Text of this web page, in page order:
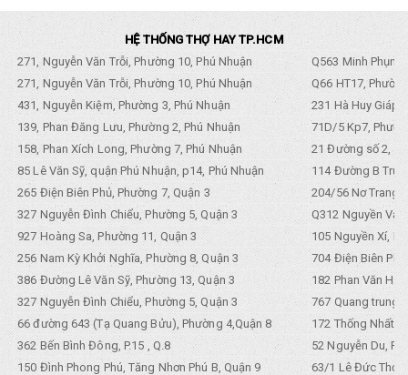
HỆ THỐNG THỢ HAY TP.HCM
271, Nguyễn Văn Trỗi, Phường 10, Phú Nhuận
Q563 Minh
271, Nguyễn Văn Trỗi, Phường 10, Phú Nhuận
Q66 HT17,
431, Nguyễn Kiệm, Phường 3, Phú Nhuận
231 Hà Huy Giáp,
139, Phan Đăng Lưu, Phường 2, Phú Nhuận
71D/5 Kp7,
158, Phan Xích Long, Phường 7, Phú Nhuận
21 Đường số 2,
85 Lê Văn Sỹ, quận Phú Nhuận, p14, Phú Nhuận
114 Đường B
265 Điện Biên Phủ, Phường 7, Quận 3
204/56 Nơ Trang
327 Nguyễn Đình Chiểu, Phường 5, Quận 3
Q312 Nguyền
927 Hoàng Sa, Phường 11, Quận 3
105 Nguyền Xí,
256 Nam Kỳ Khởi Nghĩa, Phường 8, Quận 3
704 Điện Biên
386 Đường Lê Văn Sỹ, Phường 13, Quận 3
182 Phan Văn
327 Nguyễn Đình Chiểu, Phường 5, Quận 3
767 Quang trung,
66 đường 643 (Tạ Quang Bửu), Phường 4,Quận 8
172 Thống Nhất.
362 Bến Bình Đông, P.15 , Q.8
52 Nguyễn Du,
150 Đình Phong Phú, Tăng Nhơn Phú B, Quận 9
63/1 Lê Đức Thọ,